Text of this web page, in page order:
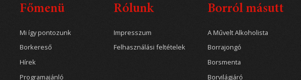
Főmenü
Mi így pontozunk
Borkereső
Hírek
Programajánló
Rólunk
Impresszum
Felhasználási feltételek
Borról másutt
A Művelt Alkoholista
Borrajongó
Borsmenta
Borvilágjáró